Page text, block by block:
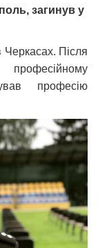
загинув у
Черкасах. Після
професію